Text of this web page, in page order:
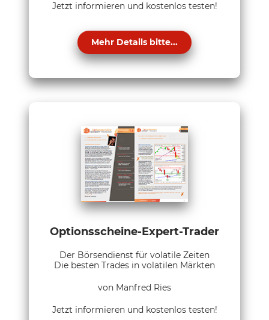
Jetzt informieren und kostenlos testen!
Mehr Details bitte...
Optionsscheine-Expert-Trader
Der Börsendienst für volatile Zeiten
Die besten Trades in volatilen Märkten
von Manfred Ries
Jetzt informieren und kostenlos testen!